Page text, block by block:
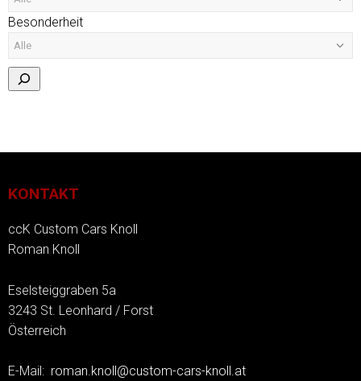
Besonderheit
KONTAKT
ccK Custom Cars Knoll
Roman Knoll
Eselsteiggraben 5a
3243 St. Leonhard / Forst
Österreich
E-Mail: roman.knoll@custom-cars-knoll.at